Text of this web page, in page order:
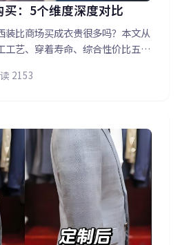
：5个维度深度对比
装比商场买成衣贵很多吗？本文从
工艺、穿着寿命、综合性价比五个
知道哪种选择更适合自己。
2153